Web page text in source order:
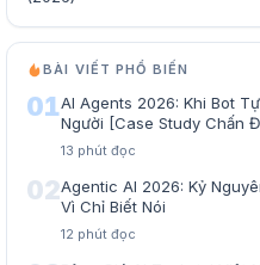
BÀI VIẾT PHỔ BIẾN
01AI Agents 2026: Khi Bot
Người [Case Study Chấn
13 phút đọc
02Agentic AI 2026: Kỷ
Vì Chỉ Biết Nói
12 phút đọc